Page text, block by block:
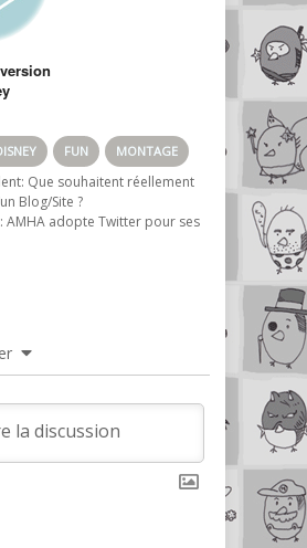
FUN MONTAGE
Que souhaitent réellement
Blog/Site ?
AMHA adopte Twitter pour ses